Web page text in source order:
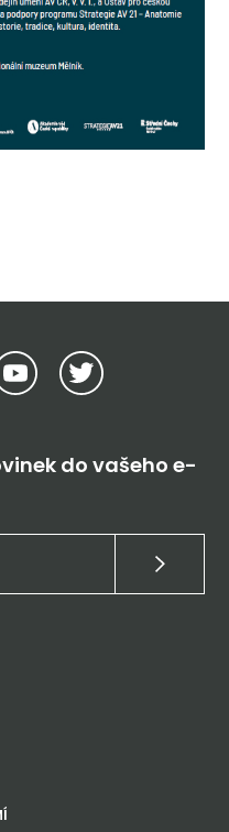
do vašeho e-